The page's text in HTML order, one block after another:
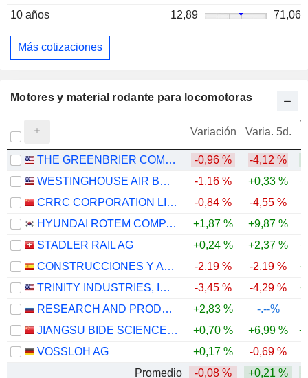
10 años
12,89 71,06
Más cotizaciones
Motores y material rodante para locomotoras
Variación Varia. 5d.
THE GREENBRIER COMPANIES, INC. -0,96 % -4,12 %
WESTINGHOUSE AIR BRAKE TECHNOLOGIES CORPORATION
-1,16 % +0,33 %
CRRC CORPORATION LIMITED
-0,84 % -4,55 %
HYUNDAI ROTEM COMPANY
+1,87 % +9,87 %
STADLER RAIL AG
+0,24 % +2,37 %
CONSTRUCCIONES Y AUXILIAR DE FERROCARRILES, S.A.
-2,19 % -2,19 %
TRINITY INDUSTRIES, INC.
-3,45 % -4,29 %
RESEARCH AND PRODUCTION CORPORATION UNITED WAGON COMPANY
+2,83 %
-.--%
JIANGSU BIDE SCIENCE AND TECHNOLOGY CO.,LTD.
+0,70 % +6,99 %
VOSSLOH AG
+0,17 % -0,69 %
Promedio
-0,08 % +0,21 %